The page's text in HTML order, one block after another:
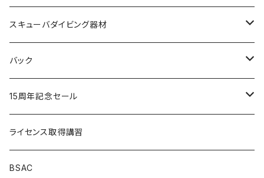
HHヘリーハンセン
オリジナルＴシャツ
Cocoloa
ＧＵＬＬ
MOBBY'S
スキューバダイビング器材
ＧＵＬＬ
Cocoloa
ＴＵＳＡ
重器材セット
アクアラング
バック
ＳＴストリームトレイル
MOBBY'S
ＴＵＳＡ
15周年記念セール
重器材セット
軽器材セット
ライセンス取得講習
BSAC